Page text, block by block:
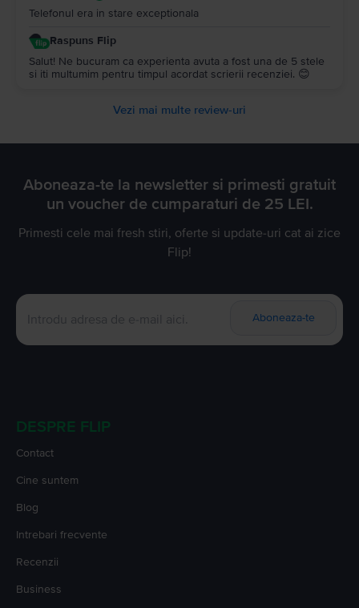
Telefonul era in stare exceptionala
Raspuns Flip
Salut! Ne bucuram ca experienta avuta a fost una de 5 stele
si iti multumim pentru timpul acordat scrierii recenziei. 😊
Vezi mai multe review-uri
Aboneaza-te la newsletter si primesti gratuit
un voucher de cumparaturi de 25 LEI.
Primesti cele mai fresh stiri, oferte si update-uri cat ai zice
Flip!
Aboneaza-te
DESPRE FLIP
Contact
Cine suntem
Blog
Intrebari frecvente
Recenzii
Business